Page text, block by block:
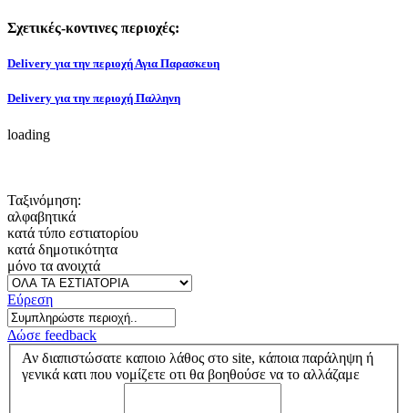
Σχετικές-κοντινες περιοχές:
Delivery για την περιοχή Αγια Παρασκευη
Delivery για την περιοχή Παλληνη
loading
Ταξινόμηση:
αλφαβητικά
κατά τύπο εστιατορίου
κατά δημοτικότητα
μόνο τα ανοιχτά
Εύρεση
Δώσε feedback
Αν διαπιστώσατε καποιο λάθος στο site, κάποια παράληψη ή
γενικά κατι που νομίζετε οτι θα βοηθούσε να το αλλάζαμε